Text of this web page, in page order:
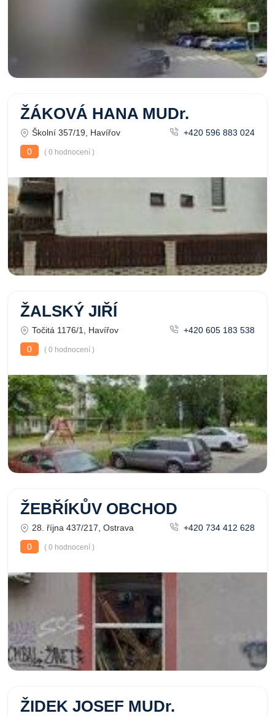
ŽÁKOVÁ HANA MUDr.
Školní 357/19, Havířov
+420 596 883 024
0
( 0 hodnocení )
ŽALSKÝ JIŘÍ
Točitá 1176/1, Havířov
+420 605 183 538
0
( 0 hodnocení )
ŽEBŘÍKŮV OBCHOD
28. října 437/217, Ostrava
+420 734 412 628
0
( 0 hodnocení )
ŽIDEK JOSEF MUDr.